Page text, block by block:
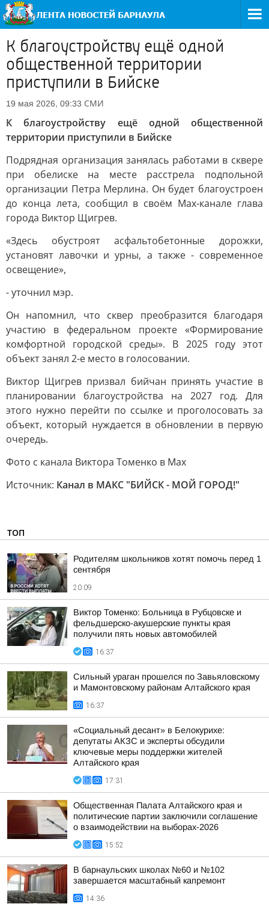
К благоустройству ещё одной
общественной территории
приступили в Бийске
19 мая 2026, 09:33 СМИ
К благоустройству ещё одной общественной
территории приступили в Бийске
Подрядная организация занялась работами в сквере
при обелиске на месте расстрела подпольной
организации Петра Мерлина. Он будет благоустроен
до конца лета, сообщил в своём Max-канале глава
города Виктор Щигрев.
«Здесь обустроят асфальтобетонные дорожки,
установят лавочки и урны, а также - современное
освещение»,
- уточнил мэр.
Он напомнил, что сквер преобразится благодаря
участию в федеральном проекте «Формирование
комфортной городской среды». В 2025 году этот
объект занял 2-е место в голосовании.
Виктор Щигрев призвал бийчан принять участие в
планировании благоустройства на 2027 год. Для
этого нужно перейти по ссылке и проголосовать за
объект, который нуждается в обновлении в первую
очередь.
Фото с канала Виктора Томенко в Max
Источник: Канал в МАКС "БИЙСК - МОЙ ГОРОД!"
ТОП
Родителям школьников хотят помочь перед 1
сентября
20:09
Виктор Томенко: Больница в Рубцовске и
фельдшерско-акушерские пункты края
получили пять новых автомобилей
16:37
Сильный ураган прошелся по Завьяловскому
и Мамонтовскому районам Алтайского края
16:37
«Социальный десант» в Белокурихе:
депутаты АКЗС и эксперты обсудили
ключевые меры поддержки жителей
Алтайского края
17:31
Общественная Палата Алтайского края и
политические партии заключили соглашение
о взаимодействии на выборах-2026
15:52
В барнаульских школах №60 и №102
завершается масштабный капремонт
14:36